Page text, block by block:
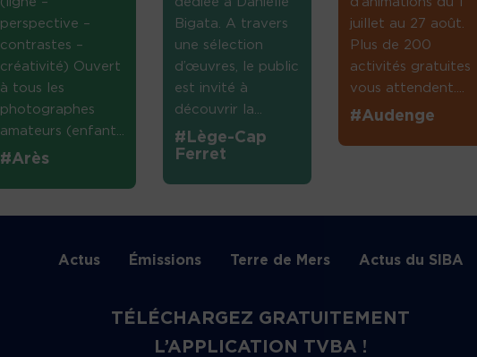
perspective –
contrastes –
créativité) Ouvert
à tous les
photographes
amateurs (enfant...
#Arès
Bigata. A travers
une sélection
d’œuvres, le public
est invité à
découvrir la...
#Lège-Cap
Ferret
juillet au 27 août.
Plus de 200
activités gratuites
vous attendent....
#Audenge
Actus Émissions Terre de Mers Actus du SIBA
TÉLÉCHARGEZ GRATUITEMENT
L’APPLICATION TVBA !